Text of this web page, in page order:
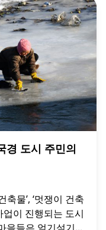
경 도시 주민의
물’, ‘멋쟁이 건축
업이 진행되는 도시